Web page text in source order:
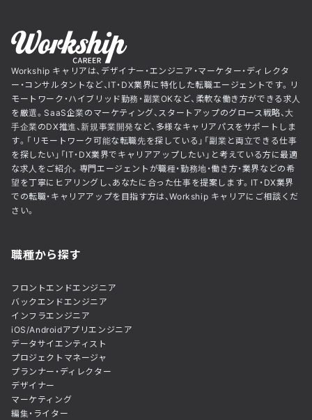
Workship キャリアは、デザイナー・エンジニア・マーケター・ディレクタ
ー・コンサルタントなど、IT・DX業界に特化した転職エージェントです。リ
モートワーク・ハイブリッド勤務・副業OKなど、柔軟な働き方ができる求人
を厳選。SaaS企業のマーケティング、スタートアップのグロース戦略、大
手企業のDX推進、新規事業開発など、多様なキャリアパスをサポートしま
す。「リモートワーク可能な転職先を探している」「副業と両立できる仕事
を探したい」「IT・DX業界でキャリアアップしたい」と考えている方に最適
な求人をご紹介。専門エージェントが職種・勤務地・働き方・業界などの希
望を丁寧にヒアリングし、あなたに合った仕事を提案します。IT・DX業界
での転職・キャリアアップを目指す方は、Workship キャリアにご相談くだ
さい。
職種から探す
フロントエンドエンジニア
バックエンドエンジニア
インフラエンジニア
iOS/Androidアプリエンジニア
データサイエンティスト
プロジェクトマネージャ
プランナー・ディレクター
デザイナー
マーケティング
編集・ライター